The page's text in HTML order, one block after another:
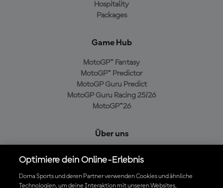
Hospitality
Packages
Game Hub
MotoGP™ Fantasy
MotoGP™ Predictor
MotoGP Guru Predict
MotoGP Guru Racing 25/26
MotoGP™26
Über uns
Cookie-Richtlinien
Geschäftsbedingungen
Optimiere dein Online-Erlebnis
Dorna Sports und deren Partner verwenden Cookies und ähnliche
Technologien, um deine Interaktion mit unseren Websites,